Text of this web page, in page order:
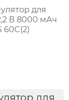
для
В 8000 мАч
60C(2)